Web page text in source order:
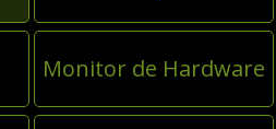
Monitor de Hardware